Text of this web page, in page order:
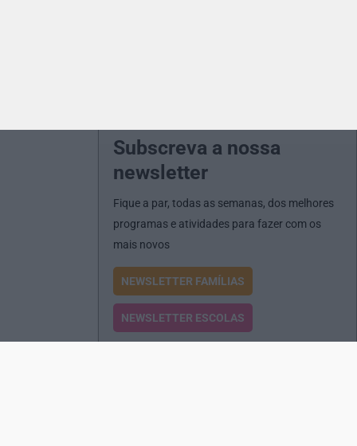
Subscreva a nossa
newsletter
Fique a par, todas as semanas, dos melhores
programas e atividades para fazer com os
mais novos
NEWSLETTER FAMÍLIAS
NEWSLETTER ESCOLAS